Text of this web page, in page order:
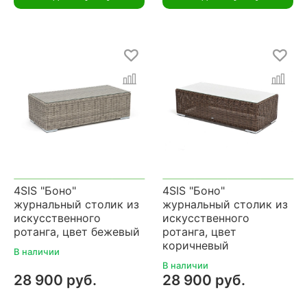
4SIS "Боно"
журнальный столик из
искусственного
ротанга, цвет бежевый
В наличии
28 900 руб.
4SIS "Боно"
журнальный столик из
искусственного
ротанга, цвет
коричневый
В наличии
28 900 руб.